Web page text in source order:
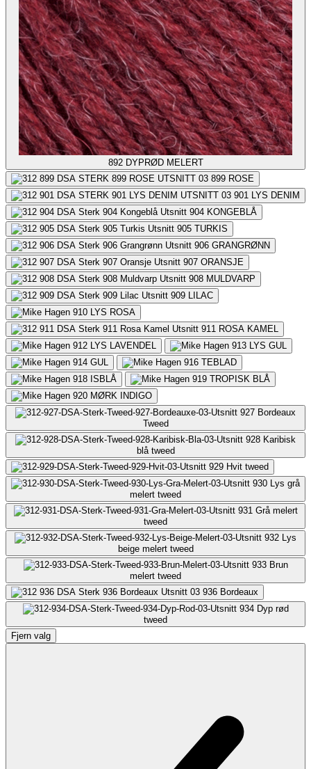
892 DYPRØD MELERT
899 ROSE
901 LYS DENIM
904 KONGEBLÅ
905 TURKIS
906 GRANGRØNN
907 ORANSJE
908 MULDVARP
909 LILAC
910 LYS ROSA
911 ROSA KAMEL
912 LYS LAVENDEL 913 LYS GUL
914 GUL 916 TEBLAD
918 ISBLÅ 919 TROPISK BLÅ
920 MØRK INDIGO
927 Bordeaux
Tweed
928 Karibisk
blå tweed
929 Hvit tweed
930 Lys grå
melert tweed
931 Grå melert
tweed
932 Lys
beige melert tweed
933 Brun
melert tweed
936 Bordeaux
934 Dyp rød
tweed
Fjern valg